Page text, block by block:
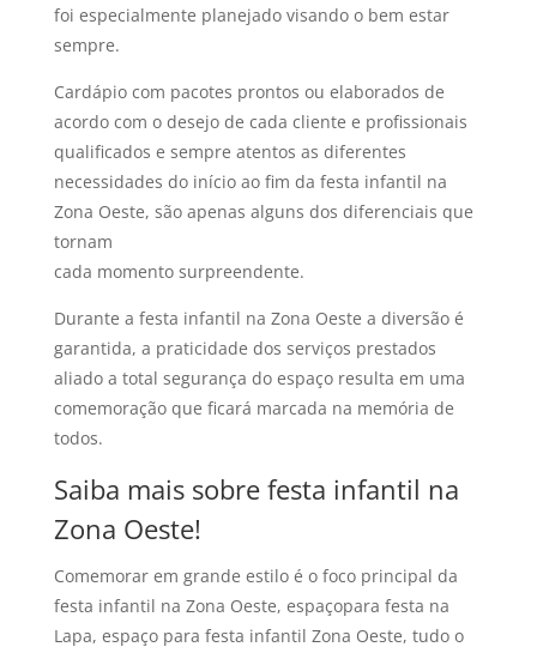
foi especialmente planejado visando o bem estar
sempre.
Cardápio com pacotes prontos ou elaborados de
acordo com o desejo de cada cliente e profissionais
qualificados e sempre atentos as diferentes
necessidades do início ao fim da festa infantil na
Zona Oeste, são apenas alguns dos diferenciais que
tornam
cada momento surpreendente.
Durante a festa infantil na Zona Oeste a diversão é
garantida, a praticidade dos serviços prestados
aliado a total segurança do espaço resulta em uma
comemoração que ficará marcada na memória de
todos.
Saiba mais sobre festa infantil na
Zona Oeste!
Comemorar em grande estilo é o foco principal da
festa infantil na Zona Oeste, espaçopara festa na
Lapa, espaço para festa infantil Zona Oeste, tudo o